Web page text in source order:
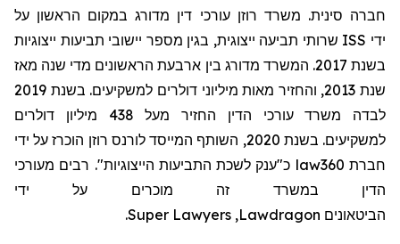
חברה סינית. משרד רוזן עורכי דין מדורג במקום הראשון על
ידי ISS שרותי תביעה ייצוגית, בגין מספר יישובי תביעות ייצוגיות
בשנת 2017. המשרד מדורג בין ארבעת הראשונים מדי שנה מאז
שנת 2013, והחזיר מאות מיליוני דולרים למשקיעים. בשנת 2019
לבדה משרד עורכי הדין החזיר מעל 438 מיליון דולרים
למשקיעים. בשנת 2020, השותף המייסד לורנס רוזן הוכרז על ידי
חברת law360 כ"ענק לשכת התביעות הייצוגיות". רבים מעורכי
הדין במשרד זה מוכרים על ידי
הביטאונים Lawdragon
,
Super Lawyers
.